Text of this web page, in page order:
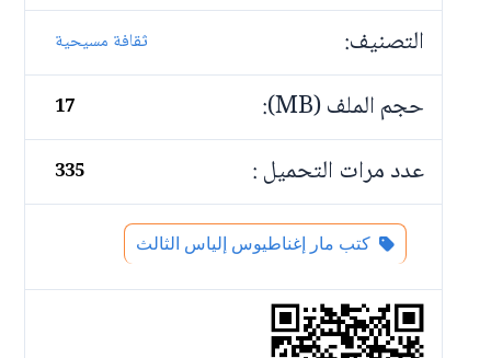
التصنيف: ثقافة مسيحية
حجم الملف (MB): 17
عدد مرات التحميل : 335
كتب مار إغناطيوس إلياس الثالث